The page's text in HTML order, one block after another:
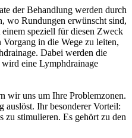
der Behandlung werden durch
wo Rundungen erwünscht sind,
speziell für diesen Zweck
in die Wege zu leiten,
Dabei werden die
eine Lymphdrainage
wir uns um Ihre Problemzonen.
auslöst. Ihr besonderer Vorteil:
stimulieren. Es gehört zu den